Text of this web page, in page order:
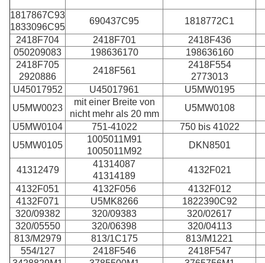
1817867C93
1833096C95
690437C95
1818772C1
2418F704
2418F701
2418F436
050209083
198636170
198636160
2418F705
2920886
2418F561
2418F554
2773013
U45017952
U45017961
U5MW0195
U5MW0023
mit einer Breite von
nicht mehr als 20 mm
U5MW0108
U5MW0104
751-41022
750 bis 41022
U5MW0105
1005011M91
1005011M92
DKN8501
41312479
41314087
41314189
4132F021
4132F051
4132F056
4132F012
4132F071
U5MK8266
1822390C92
320/09382
320/09383
320/02617
320/05550
320/06398
320/04113
813/M2979
813/1C175
813/M1221
554/127
2418F546
2418F547